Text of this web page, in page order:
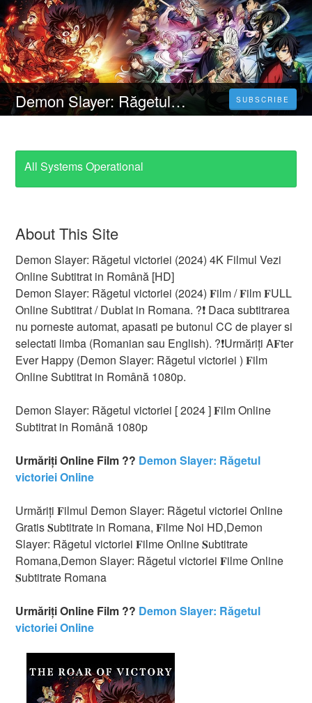
Demon Slayer: Răgetul victoriei (2024) 4K Filmul Vezi 𝐎𝐧𝐥𝐢𝐧𝐞 Subtitrat in Română [HD] SUBSCRIBE
All Systems Operational
About This Site
Demon Slayer: Răgetul victoriei (2024) 4K Filmul Vezi
Online Subtitrat in Română [HD]
Demon Slayer: Răgetul victoriei (2024) 𝐅ilm / 𝐅ilm 𝐅ULL
Online Subtitrat / Dublat in Romana. ?❗️️ Daca subtitrarea
nu porneste automat, apasati pe butonul CC de player si
selectati limba (Romanian sau English). ?❗️️Urmăriți A𝐅ter
Ever Happy (Demon Slayer: Răgetul victoriei ) 𝐅ilm
Online Subtitrat in Română 1080p.
Demon Slayer: Răgetul victoriei [ 2024 ] 𝐅ilm Online
Subtitrat in Română 1080p
Urmăriți Online Film ?? Demon Slayer: Răgetul
victoriei Online
Urmăriți 𝐅ilmul Demon Slayer: Răgetul victoriei Online
Gratis 𝐒ubtitrate in Romana, 𝐅ilme Noi HD,Demon
Slayer: Răgetul victoriei 𝐅ilme Online 𝐒ubtitrate
Romana,Demon Slayer: Răgetul victoriei 𝐅ilme Online
𝐒ubtitrate Romana
Urmăriți Online Film ?? Demon Slayer: Răgetul
victoriei Online